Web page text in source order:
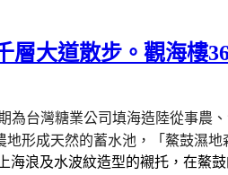
大道散步。觀海樓
為台灣糖業公司填海造陸從事農
形成天然的蓄水池， 「鰲鼓濕地
浪及水波紋造型的襯托，在鰲